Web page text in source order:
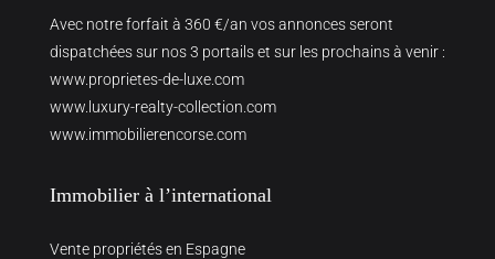
Avec notre forfait à 360 €/an vos annonces seront
dispatchées sur nos 3 portails et sur les prochains à venir :
www.proprietes-de-luxe.com
www.luxury-realty-collection.com
www.immobilierencorse.com
Immobilier à l’international
Vente propriétés en Espagne